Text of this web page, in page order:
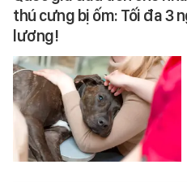
thú cưng bị ốm: Tối đa 3
lương!